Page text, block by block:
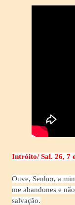
Intróito/ Sal. 26, 7
Ouve, Senhor, a
me abandones e
salvação.